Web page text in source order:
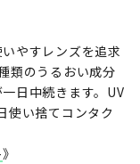
やすレンズを追求
類のうるおい成分
日中続きます。UV
使い捨てコンタク
》